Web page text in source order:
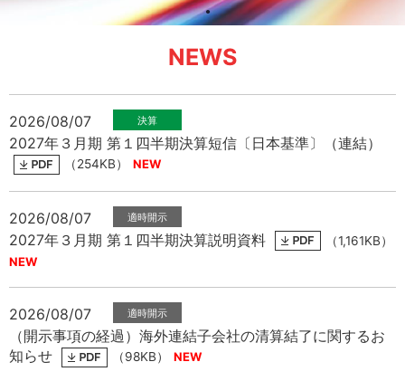
NEWS
2026/08/07
2027年３月期 第１四半期決算短信〔日本基準〕（連結）
（254KB）
2026/08/07
2027年３月期 第１四半期決算説明資料
（1,161KB）
2026/08/07
（開示事項の経過）海外連結子会社の清算結了に関するお
知らせ
（98KB）
中文 アクセス